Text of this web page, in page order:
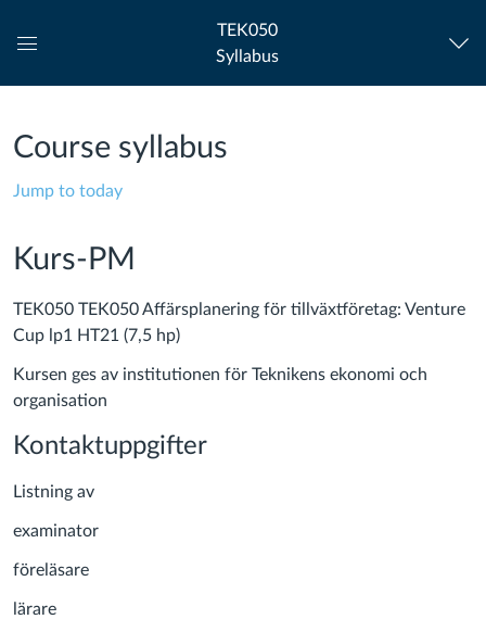
Navigation
TEK050
Syllabus
Course syllabus
Jump to today
Kurs-PM
TEK050 TEK050 Affärsplanering för tillväxtföretag: Venture
Cup lp1 HT21 (7,5 hp)
Kursen ges av institutionen för Teknikens ekonomi och
organisation
Kontaktuppgifter
Listning av
examinator
föreläsare
lärare